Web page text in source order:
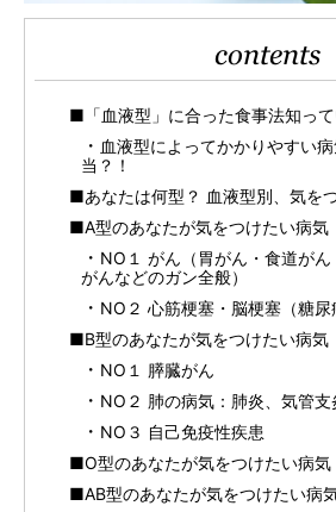
contents
■「血液型」に合った食事法知って
血液型によってかかりやすい
当？！
■あなたは何型？ 血液型別、気を
■A型のあなたが気をつけたい病気
NO１ がん（胃がん・食道が
がんなどのガン全般）
NO２ 心筋梗塞・脳梗塞（糖尿
■B型のあなたが気をつけたい病気
NO１ 膵臓がん
NO２ 肺の病気：肺炎、気管支
NO３ 自己免疫性疾患
■O型のあなたが気をつけたい病気
■AB型のあなたが気をつけたい病